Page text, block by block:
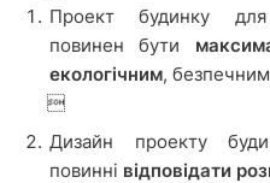
Проект будинку для
повинен бути
екологічним,

Дизайн проекту
повинні відповідати